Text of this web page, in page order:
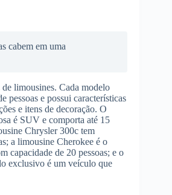
cabem em uma
limousines. Cada modelo
pessoas e possui características
e itens de decoração. O
é SUV e comporta até 15
Chrysler 300c tem
a limousine Cherokee é o
capacidade de 20 pessoas; e o
exclusivo é um veículo que